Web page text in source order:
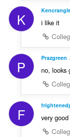
K
i like it
P Prazgreen
no, looks
F
very good